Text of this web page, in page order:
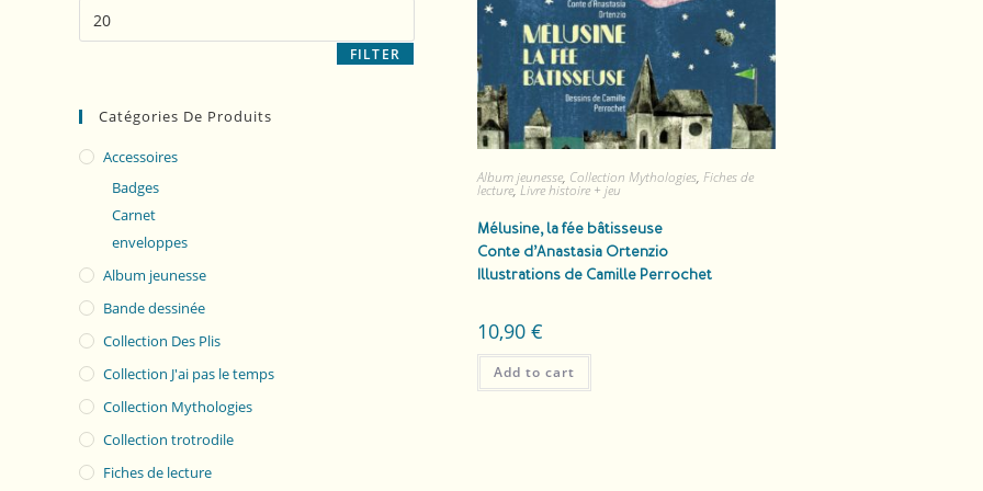
Album jeunesse, Collection Mythologies,Fiches de
lecture,Livre histoire + jeu
Mélusine, la fée bâtisseuse
Conte d’Anastasia Ortenzio
Illustrations de Camille Perrochet
10,90€
Add to cart
FILTER
Catégories De Produits
Accessoires
Badges
Carnet
enveloppes
Album jeunesse
Bande dessinée
Collection Des Plis
Collection J'ai pas le temps
Collection Mythologies
Collection trotrodile
Fiches de lecture